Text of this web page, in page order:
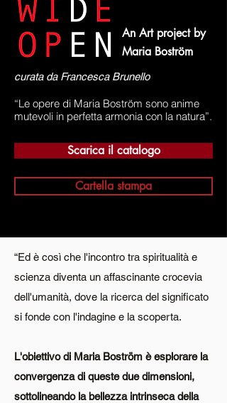
An Art project by
Maria Boström
curata da Francesca Brunello
“Le opere di Maria Boström sono anime
mutevoli in perfetta armonia con la natura”.
Scarica il catalogo
Cartella stampa
“Ed è così che l'incontro tra spiritualità e
scienza diventa un affascinante crocevia
dell'umanità, dove la ricerca del significato
si fonde con l'indagine e la scoperta.
L'obiettivo di Maria Boström è esplorare la
convergenza di queste due dimensioni,
sottolineando la bellezza intrinseca della